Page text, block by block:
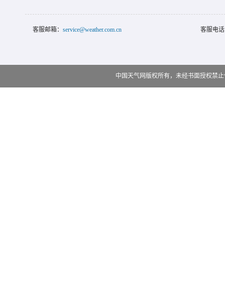
客服邮箱： service@weather.com.cn 客服电
中国天气网版权所有，未经书面授权